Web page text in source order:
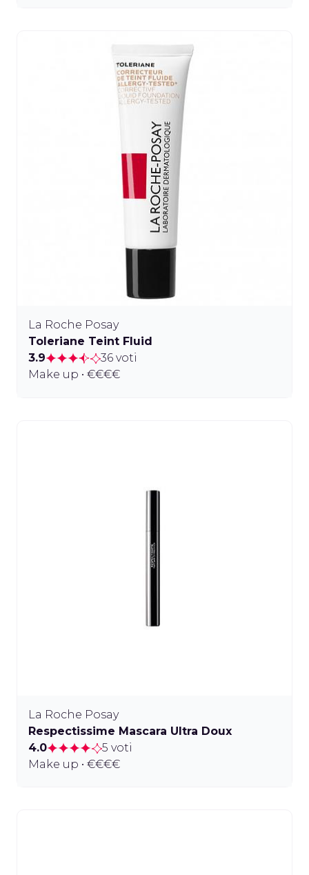
La Roche Posay
Toleriane Teint Fluid
3.9
36 voti
Make up • €€€€
La Roche Posay
Respectissime Mascara Ultra Doux
4.0
5 voti
Make up • €€€€